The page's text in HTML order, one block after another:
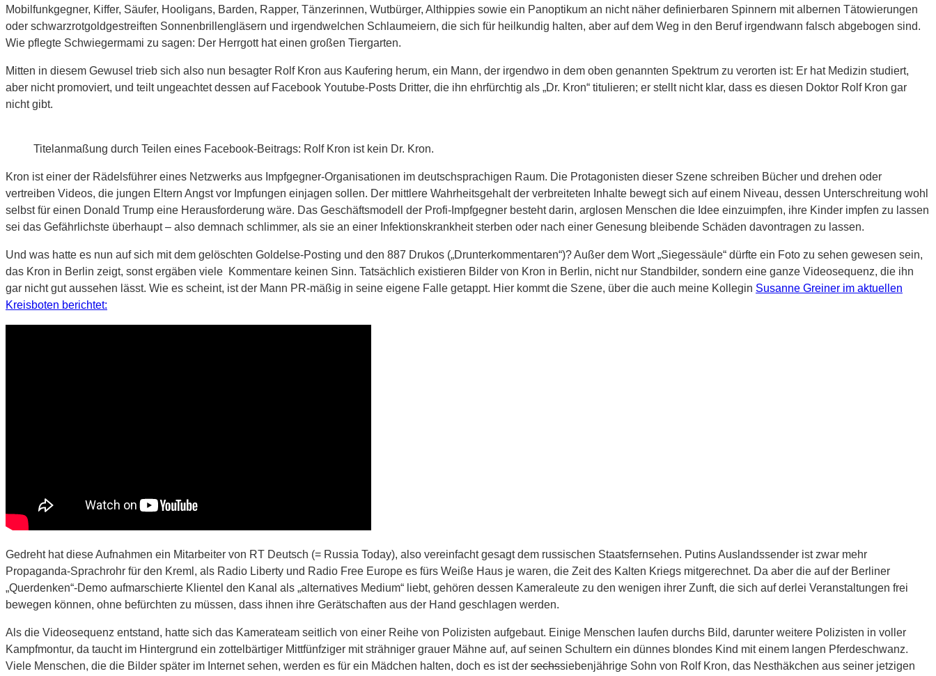
Mobilfunkgegner, Kiffer, Säufer, Hooligans, Barden, Rapper, Tänzerinnen, Wutbürger, Althippies sowie ein Panoptikum an nicht näher definierbaren Spinnern mit albernen Tätowierungen
oder schwarzrotgoldgestreiften Sonnenbrillengläsern und irgendwelchen Schlaumeiern, die sich für heilkundig halten, aber auf dem Weg in den Beruf irgendwann falsch abgebogen sind.
Wie pflegte Schwiegermami zu sagen: Der Herrgott hat einen großen Tiergarten.
Mitten in diesem Gewusel trieb sich also nun besagter Rolf Kron aus Kaufering herum, ein Mann, der irgendwo in dem oben genannten Spektrum zu verorten ist: Er hat Medizin studiert,
aber nicht promoviert, und teilt ungeachtet dessen auf Facebook Youtube-Posts Dritter, die ihn ehrfürchtig als „Dr. Kron“ titulieren; er stellt nicht klar, dass es diesen Doktor Rolf Kron gar
nicht gibt.
Titelanmaßung durch Teilen eines Facebook-Beitrags: Rolf Kron ist kein Dr. Kron.
Kron ist einer der Rädelsführer eines Netzwerks aus Impfgegner-Organisationen im deutschsprachigen Raum. Die Protagonisten dieser Szene schreiben Bücher und drehen oder
vertreiben Videos, die jungen Eltern Angst vor Impfungen einjagen sollen. Der mittlere Wahrheitsgehalt der verbreiteten Inhalte bewegt sich auf einem Niveau, dessen Unterschreitung wohl
selbst für einen Donald Trump eine Herausforderung wäre. Das Geschäftsmodell der Profi-Impfgegner besteht darin, arglosen Menschen die Idee einzuimpfen, ihre Kinder impfen zu lassen
sei das Gefährlichste überhaupt – also demnach schlimmer, als sie an einer Infektionskrankheit sterben oder nach einer Genesung bleibende Schäden davontragen zu lassen.
Und was hatte es nun auf sich mit dem gelöschten Goldelse-Posting und den 887 Drukos („Drunterkommentaren“)? Außer dem Wort „Siegessäule“ dürfte ein Foto zu sehen gewesen sein,
das Kron in Berlin zeigt, sonst ergäben viele Kommentare keinen Sinn. Tatsächlich existieren Bilder von Kron in Berlin, nicht nur Standbilder, sondern eine ganze Videosequenz, die ihn
gar nicht gut aussehen lässt. Wie es scheint, ist der Mann PR-mäßig in seine eigene Falle getappt. Hier kommt die Szene, über die auch meine Kollegin Susanne Greiner im aktuellen
Kreisboten berichtet:
Gedreht hat diese Aufnahmen ein Mitarbeiter von RT Deutsch (= Russia Today), also vereinfacht gesagt dem russischen Staatsfernsehen. Putins Auslandssender ist zwar mehr
Propaganda-Sprachrohr für den Kreml, als Radio Liberty und Radio Free Europe es fürs Weiße Haus je waren, die Zeit des Kalten Kriegs mitgerechnet. Da aber die auf der Berliner
„Querdenken“-Demo aufmarschierte Klientel den Kanal als „alternatives Medium“ liebt, gehören dessen Kameraleute zu den wenigen ihrer Zunft, die sich auf derlei Veranstaltungen frei
bewegen können, ohne befürchten zu müssen, dass ihnen ihre Gerätschaften aus der Hand geschlagen werden.
Als die Videosequenz entstand, hatte sich das Kamerateam seitlich von einer Reihe von Polizisten aufgebaut. Einige Menschen laufen durchs Bild, darunter weitere Polizisten in voller
Kampfmontur, da taucht im Hintergrund ein zottelbärtiger Mittfünfziger mit strähniger grauer Mähne auf, auf seinen Schultern ein dünnes blondes Kind mit einem langen Pferdeschwanz.
Viele Menschen, die die Bilder später im Internet sehen, werden es für ein Mädchen halten, doch es ist der sechssiebenjährige Sohn von Rolf Kron, das Nesthäkchen aus seiner jetzigen